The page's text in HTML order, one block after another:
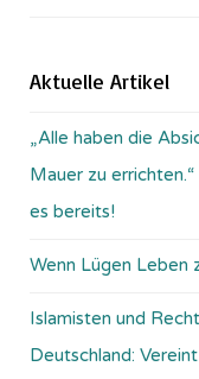
Aktuelle Artikel
„Alle haben die
Mauer zu
es bereits!
Wenn Lügen Leben
Islamisten und
Deutschland: